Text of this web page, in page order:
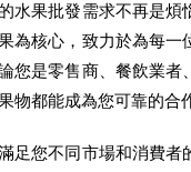
水果批發需求不再是煩
為核心，致力於為每一
您是零售商、餐飲業者
物都能成為您可靠的合
足您不同市場和消費者